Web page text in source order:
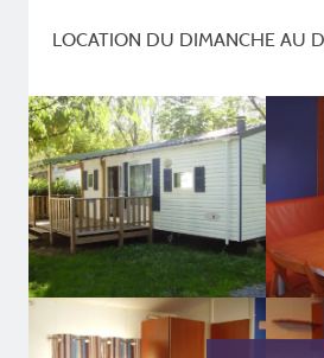
LOCATION DU DIMANCHE AU